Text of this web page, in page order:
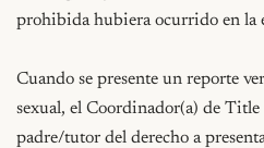
prohibida hubiera ocurrido en la
Cuando se presente un reporte
sexual, el Coordinador(a) de
padre/tutor del derecho a